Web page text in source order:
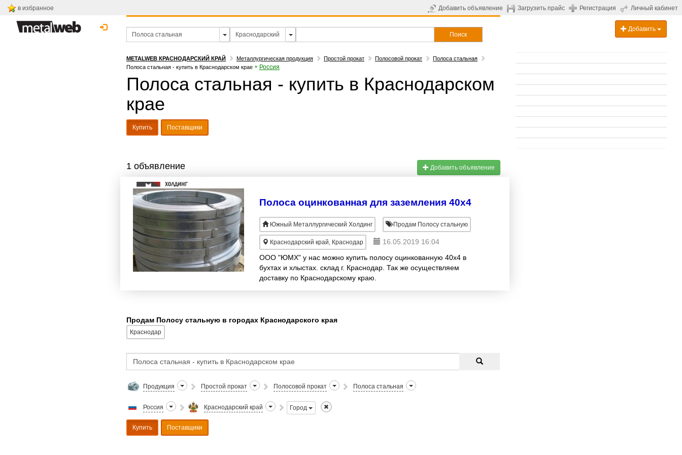
в избранное Добавить объявление Загрузить прайс Регистрация Личный кабинет
Поиск
Добавить
METALWEB КРАСНОДАРСКИЙ КРАЙ Металлургическая продукция Простой прокат Полосовой прокат
Полоса стальная
Полоса стальная - купить в Краснодарском крае + Россия
Полоса стальная - купить в Краснодарском
крае
Купить Поставщики
1 объявление Добавить объявление
Полоса оцинкованная для заземления 40х4
Южный Металлургический Холдинг Продам Полосу стальную
Краснодарский край, Краснодар
16.05.2019 16:04
ООО "ЮМХ" у нас можно купить полосу оцинкованную 40х4 в
бухтах и хлыстах. склад г. Краснодар. Так же осуществляем
доставку по Краснодарскому краю.
Продам Полосу стальную в городах Краснодарского края
Краснодар
Продукция Простой прокат Полосовой прокат Полоса стальная
Россия Краснодарский край Город
Купить Поставщики